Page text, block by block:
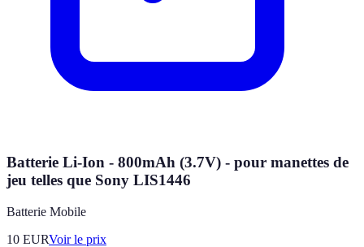
Batterie Li-Ion - 800mAh (3.7V) - pour manettes de
jeu telles que Sony LIS1446
Batterie Mobile
10 EURVoir le prix